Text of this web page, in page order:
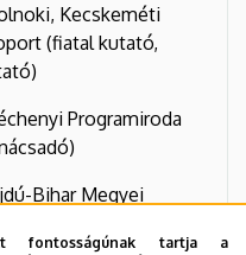
Kecskeméti
(fiatal kutató,
Programiroda
Bihar Megyei
fontosságúnak tartja a